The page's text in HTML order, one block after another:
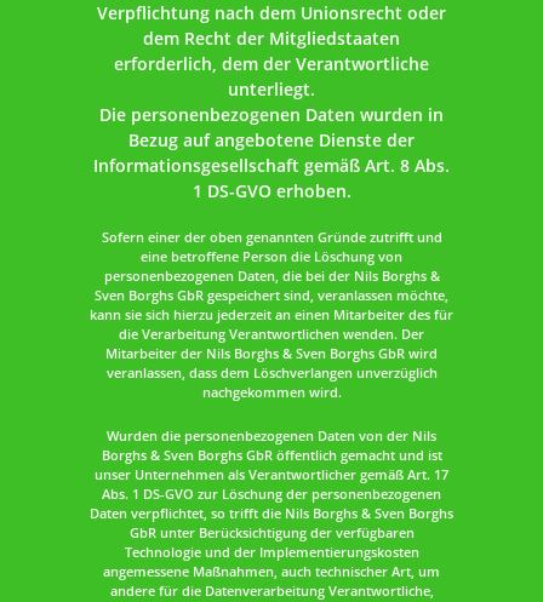
Verpflichtung nach dem Unionsrecht oder
dem Recht der Mitgliedstaaten
erforderlich, dem der Verantwortliche
unterliegt.
Die personenbezogenen Daten wurden in
Bezug auf angebotene Dienste der
Informationsgesellschaft gemäß Art. 8 Abs.
1 DS-GVO erhoben.
Sofern einer der oben genannten Gründe zutrifft und
eine betroffene Person die Löschung von
personenbezogenen Daten, die bei der Nils Borghs &
Sven Borghs GbR gespeichert sind, veranlassen möchte,
kann sie sich hierzu jederzeit an einen Mitarbeiter des für
die Verarbeitung Verantwortlichen wenden. Der
Mitarbeiter der Nils Borghs & Sven Borghs GbR wird
veranlassen, dass dem Löschverlangen unverzüglich
nachgekommen wird.
Wurden die personenbezogenen Daten von der Nils
Borghs & Sven Borghs GbR öffentlich gemacht und ist
unser Unternehmen als Verantwortlicher gemäß Art. 17
Abs. 1 DS-GVO zur Löschung der personenbezogenen
Daten verpflichtet, so trifft die Nils Borghs & Sven Borghs
GbR unter Berücksichtigung der verfügbaren
Technologie und der Implementierungskosten
angemessene Maßnahmen, auch technischer Art, um
andere für die Datenverarbeitung Verantwortliche,